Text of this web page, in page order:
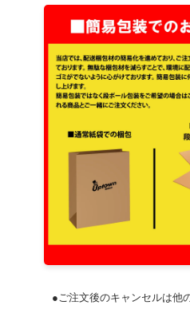
●ご注文後のキャンセルは他